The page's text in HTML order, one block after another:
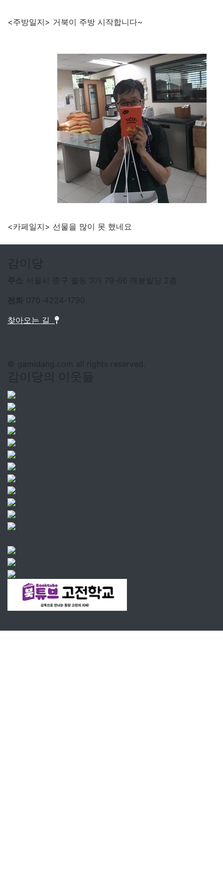
<주방일지> 거북이 주방 시작합니다~
<카페일지> 선물을 많이 못 했네요
감이당
주소
서울시 중구 필동 3가 79-66 깨봉빌딩 2층
전화
070-4224-1790
찾아오는 길
© gamidang.com all rights reserved.
감이당의 이웃들